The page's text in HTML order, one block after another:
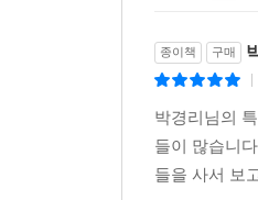
_「배추」에서
속에서 몰래 시
남편과 자식의
종이책 구매
박경리님의
들이 많습니
들을 사서 보